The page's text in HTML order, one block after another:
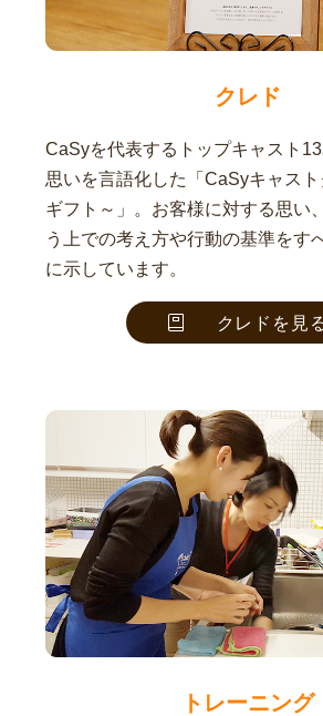
クレド
CaSyを代表するトップキャスト
思いを言語化した「CaSyキャス
ギフト～」。お客様に対する思い
う上での考え方や行動の基準をす
に示しています。
クレドを見
トレーニング